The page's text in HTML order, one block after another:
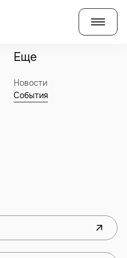
Еще
Новости
События